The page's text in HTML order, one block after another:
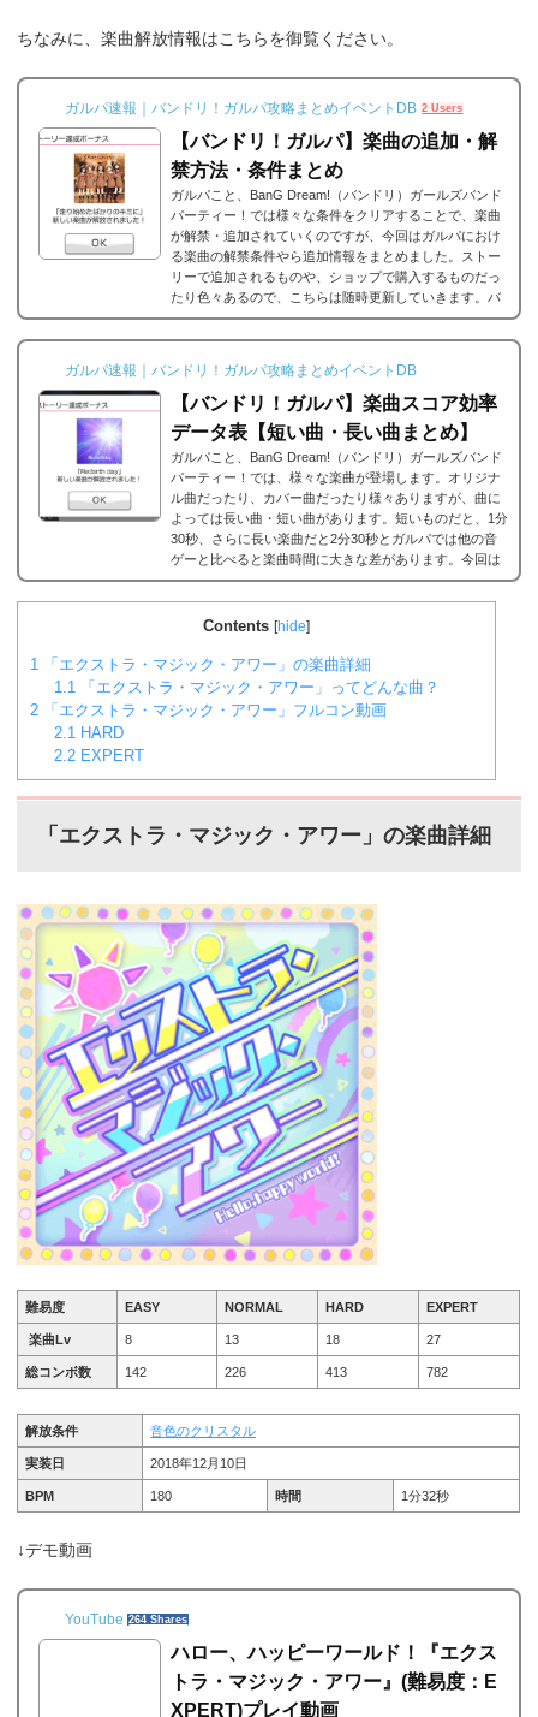
ちなみに、楽曲解放情報はこちらを御覧ください。
ガルパ速報｜バンドリ！ガルパ攻略まとめイベントDB 2 Users
【バンドリ！ガルパ】楽曲の追加・解
禁方法・条件まとめ
ガルパこと、BanG Dream!（バンドリ）ガールズバンド
パーティー！では様々な条件をクリアすることで、楽曲
が解禁・追加されていくのですが、今回はガルパにおけ
る楽曲の解禁条件やら追加情報をまとめました。ストー
リーで追加されるものや、ショップで購入するものだっ
たり色々あるので、こちらは随時更新していきます。バ
ンドリ/ガルパの楽曲の追加・解禁方法一覧それでは、バ
ンドリ/ガルパに於ける楽曲の追加・解禁方法一覧です。
り、いろいろな条件があると思うのですが、それぞれ...
ガルパ速報｜バンドリ！ガルパ攻略まとめイベントDB
【バンドリ！ガルパ】楽曲スコア効率
データ表【短い曲・長い曲まとめ】
ガルパこと、BanG Dream!（バンドリ）ガールズバンド
パーティー！では、様々な楽曲が登場します。オリジナ
ル曲だったり、カバー曲だったり様々ありますが、曲に
よっては長い曲・短い曲があります。短いものだと、1分
30秒、さらに長い楽曲だと2分30秒とガルパでは他の音
ゲーと比べると楽曲時間に大きな差があります。今回は
ガルパに登場する楽曲の長い曲、短い曲のまとめや、イ
ベント周回におすすめの楽曲などをまとめました。楽曲
別スコア効率表(協力ライブ) ↓別タブで見る場合はこち
Contents [hide]
1 「エクストラ・マジック・アワー」の楽曲詳細
1.1 「エクストラ・マジック・アワー」ってどんな曲？
2 「エクストラ・マジック・アワー」フルコン動画
2.1 HARD
2.2 EXPERT
「エクストラ・マジック・アワー」の楽曲詳細
難易度 EASY NORMAL HARD EXPERT
楽曲Lv 8 13 18 27
総コンボ数 142 226 413 782
解放条件 音色のクリスタル
実装日 2018年12月10日
BPM 180 時間 1分32秒
↓デモ動画
YouTube 264 Shares
ハロー、ハッピーワールド！『エクス
トラ・マジック・アワー』(難易度：E
XPERT)プレイ動画